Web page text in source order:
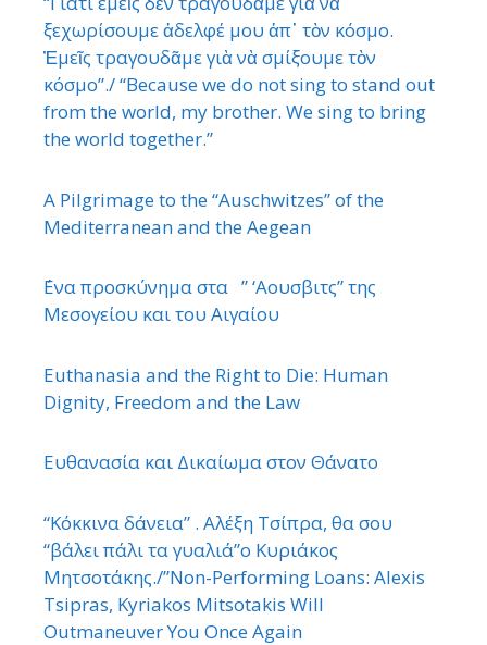
ξεχωρίσουμε ἀδελφέ μου ἀπ᾿ τὸν κόσμο.
Ἐμεῖς τραγουδᾶμε γιὰ νὰ σμίξουμε τὸν
κόσμο”./ “Because we do not sing to stand out
from the world, my brother. We sing to bring
the world together.”
A Pilgrimage to the “Auschwitzes” of the
Mediterranean and the Aegean
΄Ενα προσκύνημα στα ” ‘Αουσβιτς” της
Μεσογείου και του Αιγαίου
Euthanasia and the Right to Die: Human
Dignity, Freedom and the Law
Ευθανασία και Δικαίωμα στον Θάνατο
“Κόκκινα δάνεια” . Αλέξη Τσίπρα, θα σου
“βάλει πάλι τα γυαλιά”ο Κυριάκος
Μητσοτάκης./”Non-Performing Loans: Alexis
Tsipras, Kyriakos Mitsotakis Will
Outmaneuver You Once Again